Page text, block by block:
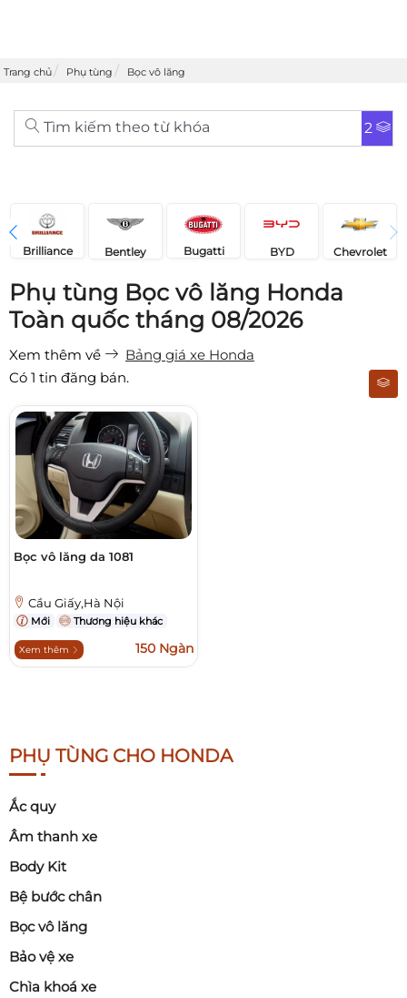
Trang chủ Phụ tùng Bọc vô lăng
Tìm kiếm theo từ khóa 2
Brilliance Bentley Bugatti BYD Chevrolet
Phụ tùng Bọc vô lăng Honda
Toàn quốc tháng 08/2026
Xem thêm về
Bảng giá xe Honda
Có 1 tin đăng bán.
Bọc vô lăng da 1081
Cầu Giấy,Hà Nội
Mới Thương hiệu khác
Xem thêm 150 Ngàn
PHỤ TÙNG CHO HONDA
Ắc quy
Âm thanh xe
Body Kit
Bệ bước chân
Bọc vô lăng
Bảo vệ xe
Chìa khoá xe